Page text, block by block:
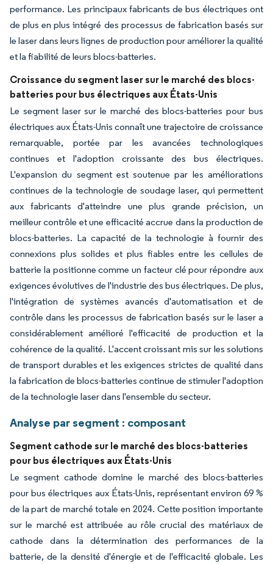
performance. Les principaux fabricants de bus électriques ont
de plus en plus intégré des processus de fabrication basés sur
le laser dans leurs lignes de production pour améliorer la qualité
et la fiabilité de leurs blocs-batteries.
Croissance du segment laser sur le marché des blocs-
batteries pour bus électriques aux États-Unis
Le segment laser sur le marché des blocs-batteries pour bus
électriques aux États-Unis connaît une trajectoire de croissance
remarquable, portée par les avancées technologiques
continues et l'adoption croissante des bus électriques.
L'expansion du segment est soutenue par les améliorations
continues de la technologie de soudage laser, qui permettent
aux fabricants d'atteindre une plus grande précision, un
meilleur contrôle et une efficacité accrue dans la production de
blocs-batteries. La capacité de la technologie à fournir des
connexions plus solides et plus fiables entre les cellules de
batterie la positionne comme un facteur clé pour répondre aux
exigences évolutives de l'industrie des bus électriques. De plus,
l'intégration de systèmes avancés d'automatisation et de
contrôle dans les processus de fabrication basés sur le laser a
considérablement amélioré l'efficacité de production et la
cohérence de la qualité. L'accent croissant mis sur les solutions
de transport durables et les exigences strictes de qualité dans
la fabrication de blocs-batteries continue de stimuler l'adoption
de la technologie laser dans l'ensemble du secteur.
Analyse par segment : composant
Segment cathode sur le marché des blocs-batteries
pour bus électriques aux États-Unis
Le segment cathode domine le marché des blocs-batteries
pour bus électriques aux États-Unis, représentant environ 69 %
de la part de marché totale en 2024. Cette position importante
sur le marché est attribuée au rôle crucial des matériaux de
cathode dans la détermination des performances de la
batterie, de la densité d'énergie et de l'efficacité globale. Les